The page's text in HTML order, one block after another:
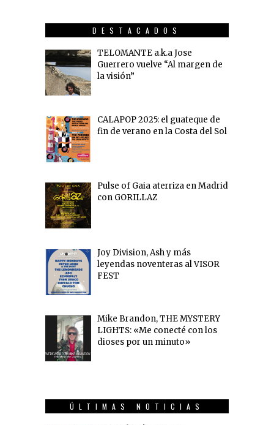
DESTACADOS
TELOMANTE a.k.a Jose
Guerrero vuelve “Al margen de
la visión”
CALAPOP 2025: el guateque de
fin de verano en la Costa del Sol
Pulse of Gaia aterriza en Madrid
con GORILLAZ
Joy Division, Ash y más
leyendas noventeras al VISOR
FEST
Mike Brandon, THE MYSTERY
LIGHTS: «Me conecté con los
dioses por un minuto»
ÚLTIMAS NOTICIAS